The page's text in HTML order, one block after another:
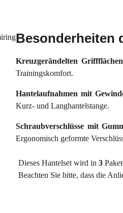
Besonderheiten
Kreuzgerändelten Griffflächen
Trainingskomfort.
Hantelaufnahmen mit
Kurz- und Langhantelstange.
Schraubverschlüsse mit
Ergonomisch geformte
Dieses Hantelset wird in 3
Beachten Sie bitte, dass die